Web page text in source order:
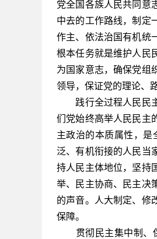
党全国各族人民共同意
中去的工作路线，制定
作主、依法治国有机统
根本任务就是维护人民
为国家意志，确保党组
领导，保证党的理论、
践行全过程人民民主
们党始终高举人民民主
主政治的本质属性，是
泛、有机衔接的人民当
持人民主体地位，坚持
举、民主协商、民主决
的声音。人大制定、修
保障。
贯彻民主集中制、保